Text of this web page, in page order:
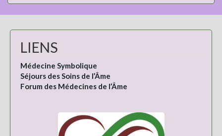
LIENS
Médecine Symbolique
Séjours des Soins de l’Âme
Forum des Médecines de l’Âme